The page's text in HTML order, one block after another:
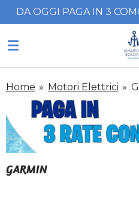
Vai
al
contenuto
DA OGGI PAGA IN 3
Home » Motori Elettrici »
GARMIN